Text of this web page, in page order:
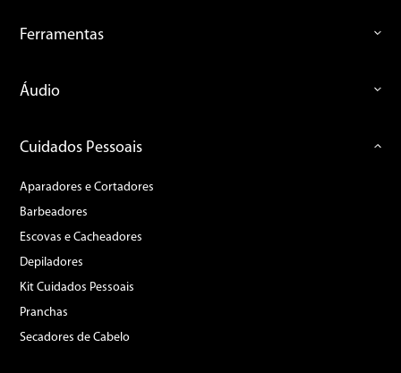
Ferramentas
Áudio
Cuidados Pessoais
Aparadores e Cortadores
Barbeadores
Escovas e Cacheadores
Depiladores
Kit Cuidados Pessoais
Pranchas
Secadores de Cabelo